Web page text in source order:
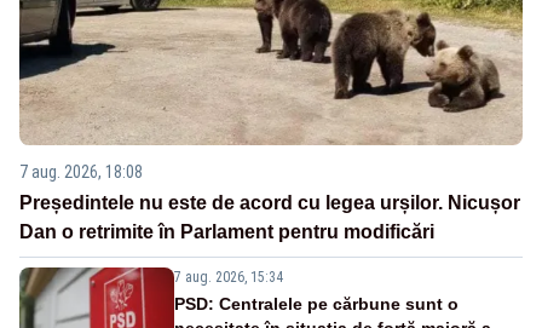
7 aug. 2026, 18:08
Președintele nu este de acord cu legea urșilor. Nicușor
Dan o retrimite în Parlament pentru modificări
7 aug. 2026, 15:34
PSD: Centralele pe cărbune sunt o